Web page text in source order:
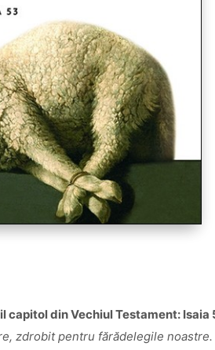
capitol din Vechiul Testament: Isaia
zdrobit pentru fărădelegile